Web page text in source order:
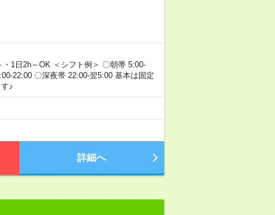
1日2h～OK ＜シフト例＞ 〇朝帯 5:00-
22:00 〇深夜帯 22:00-翌5:00 基本は固定
♪
詳細へ